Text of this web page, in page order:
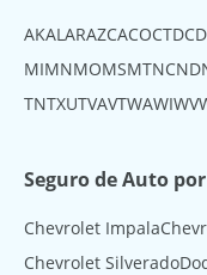
AKAL ARAZCACOCTDC
MIMNMOMSMTNCND
TNTXUTVAVTWAWIWV
Seguro de Auto
Chevrolet Impala
Chevrolet Silverado